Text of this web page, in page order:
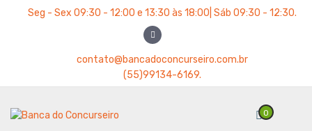
Seg - Sex 09:30 - 12:00 e 13:30 às 18:00| Sáb 09:30 - 12:30.
contato@bancadoconcurseiro.com.br
(55)99134-6169.
0